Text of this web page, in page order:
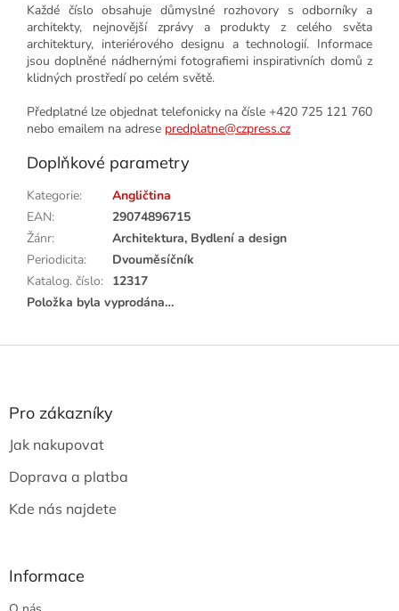
Každé číslo obsahuje důmyslné rozhovory s odborníky a
architekty, nejnovější zprávy a produkty z celého světa
architektury, interiérového designu a technologií. Informace
jsou doplněné nádhernými fotografiemi inspirativních domů z
klidných prostředí po celém světě.
Předplatné lze objednat telefonicky na čísle +420 725 121 760
nebo emailem na adrese predplatne@czpress.cz
Doplňkové parametry
Kategorie:
Angličtina
EAN:
29074896715
Žánr:
Architektura, Bydlení a design
Periodicita:
Dvouměsíčník
Katalog. číslo: 12317
Položka byla vyprodána…
Z
Pro zákazníky
Jak nakupovat
Doprava a platba
Kde nás najdete
Informace